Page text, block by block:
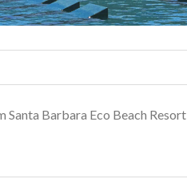
Barbara Eco Beach Resort